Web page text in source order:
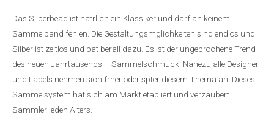
Das Silberbead ist natrlich ein Klassiker und darf an keinem
Sammelband fehlen. Die Gestaltungsmglichkeiten sind endlos und
Silber ist zeitlos und pat berall dazu. Es ist der ungebrochene Trend
des neuen Jahrtausends – Sammelschmuck. Nahezu alle Designer
und Labels nehmen sich frher oder spter diesem Thema an. Dieses
Sammelsystem hat sich am Markt etabliert und verzaubert
Sammler jeden Alters.